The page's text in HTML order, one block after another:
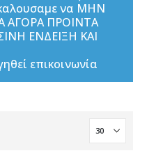
να ΜΗΝ
ΑΓΟΡΑ ΠΡΟΙΝΤΑ
ΕΝΔΕΙΞΗ ΚΑΙ
επικοινωνία